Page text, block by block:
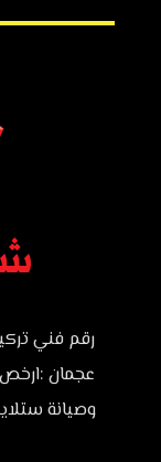
رقم فني
وصيانة